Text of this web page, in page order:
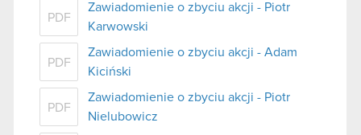
PDF
Zawiadomienie o zbyciu akcji - Piotr
Karwowski
PDF
Zawiadomienie o zbyciu akcji - Adam
Kiciński
PDF
Zawiadomienie o zbyciu akcji - Piotr
Nielubowicz